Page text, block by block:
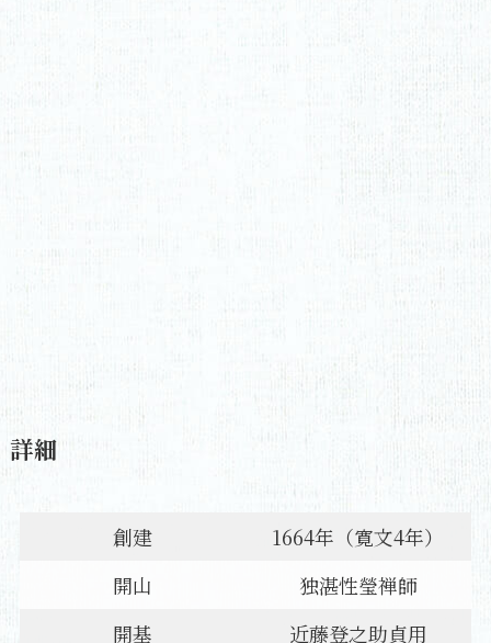
詳細
創建
1664年（寛文4年）
開山
独湛性瑩禅師
開基
近藤登之助貞用